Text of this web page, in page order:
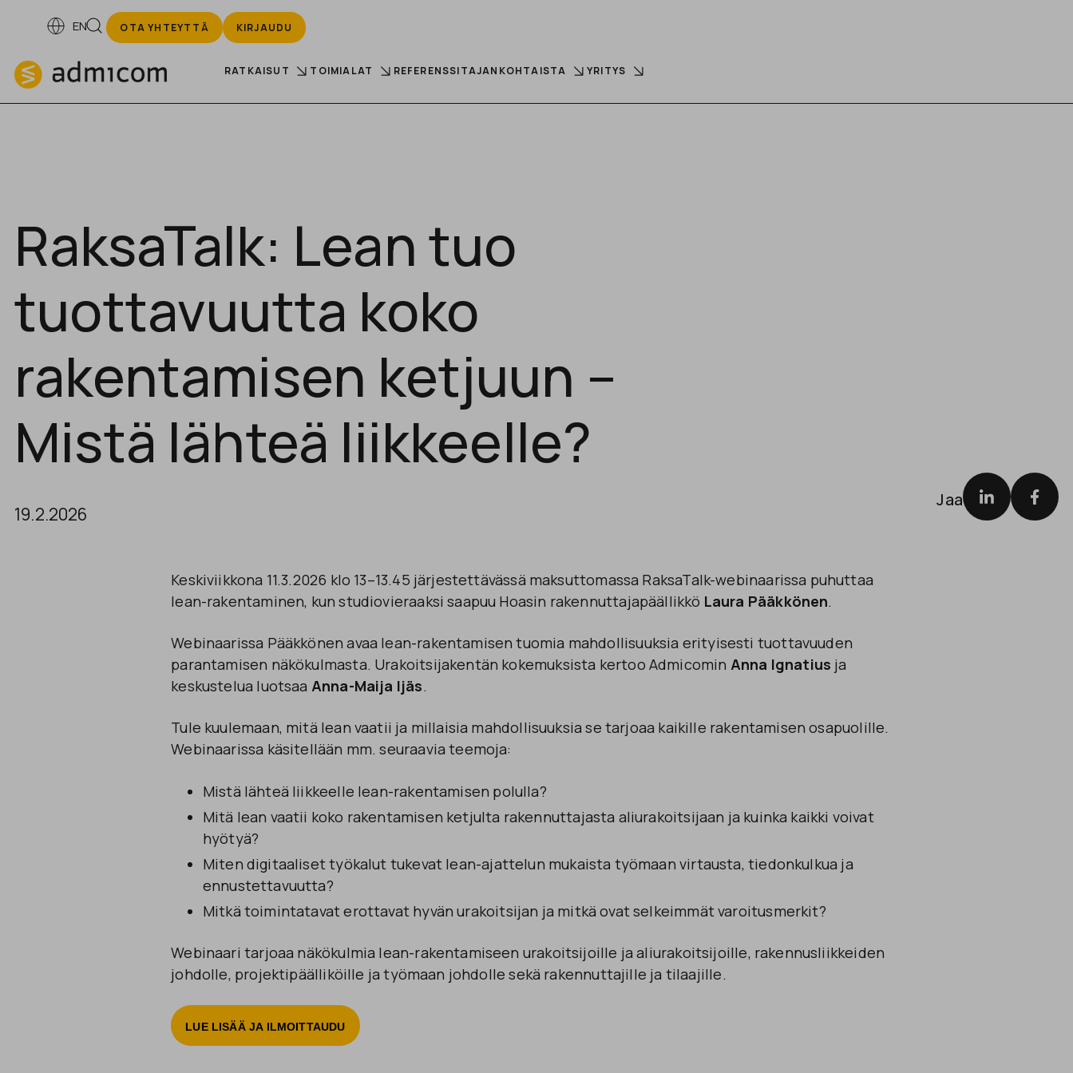
EN OTA YHTEYTTÄ KIRJAUDU
RATKAISUT TOIMIALAT REFERENSSITAJANKOHTAISTA YRITYS
RaksaTalk: Lean tuo
tuottavuutta koko
rakentamisen ketjuun –
Mistä lähteä liikkeelle?
19.2.2026
Jaa
Keskiviikkona 11.3.2026 klo 13–13.45 järjestettävässä maksuttomassa RaksaTalk-webinaarissa puhuttaa
lean-rakentaminen, kun studiovieraaksi saapuu Hoasin rakennuttajapäällikkö Laura Pääkkönen.
Webinaarissa Pääkkönen avaa lean-rakentamisen tuomia mahdollisuuksia erityisesti tuottavuuden
parantamisen näkökulmasta. Urakoitsijakentän kokemuksista kertoo Admicomin Anna Ignatius ja
keskustelua luotsaa Anna-Maija Ijäs.
Tule kuulemaan, mitä lean vaatii ja millaisia mahdollisuuksia se tarjoaa kaikille rakentamisen osapuolille.
Webinaarissa käsitellään mm. seuraavia teemoja:
Mistä lähteä liikkeelle lean-rakentamisen polulla?
Mitä lean vaatii koko rakentamisen ketjulta rakennuttajasta aliurakoitsijaan ja kuinka kaikki voivat
hyötyä?
Miten digitaaliset työkalut tukevat lean-ajattelun mukaista työmaan virtausta, tiedonkulkua ja
ennustettavuutta?
Mitkä toimintatavat erottavat hyvän urakoitsijan ja mitkä ovat selkeimmät varoitusmerkit?
Webinaari tarjoaa näkökulmia lean-rakentamiseen urakoitsijoille ja aliurakoitsijoille, rakennusliikkeiden
johdolle, projektipäälliköille ja työmaan johdolle sekä rakennuttajille ja tilaajille.
LUE LISÄÄ JA ILMOITTAUDU